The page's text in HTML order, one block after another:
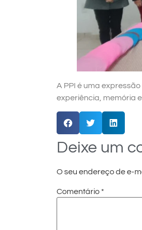
A PPI é uma
experiência, memória
Deixe um
O seu endereço de e-
Comentário *